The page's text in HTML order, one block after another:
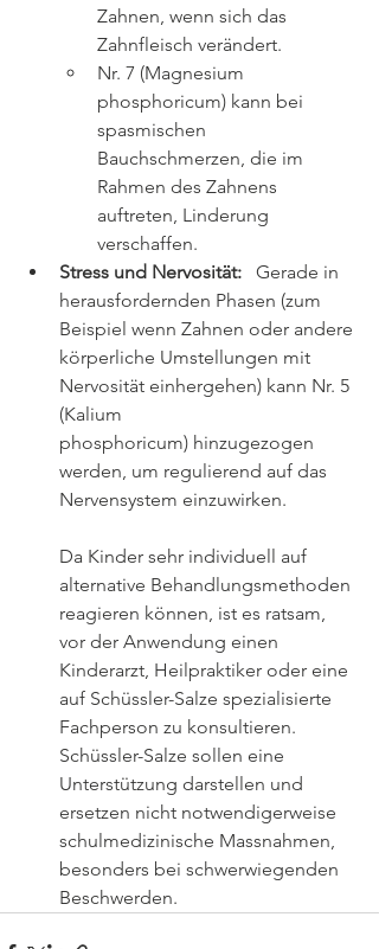
Zahnen, wenn sich das
Zahnfleisch verändert.
Nr. 7 (Magnesium
phosphoricum) kann bei
spasmischen
Bauchschmerzen, die im
Rahmen des Zahnens
auftreten, Linderung
verschaffen.
Stress und Nervosität: Gerade in
herausfordernden Phasen (zum
Beispiel wenn Zahnen oder andere
körperliche Umstellungen mit
Nervosität einhergehen) kann Nr. 5
(Kalium
phosphoricum) hinzugezogen
werden, um regulierend auf das
Nervensystem einzuwirken.
Da Kinder sehr individuell auf
alternative Behandlungsmethoden
reagieren können, ist es ratsam,
vor der Anwendung einen
Kinderarzt, Heilpraktiker oder eine
auf Schüssler-Salze spezialisierte
Fachperson zu konsultieren.
Schüssler-Salze sollen eine
Unterstützung darstellen und
ersetzen nicht notwendigerweise
schulmedizinische Massnahmen,
besonders bei schwerwiegenden
Beschwerden.